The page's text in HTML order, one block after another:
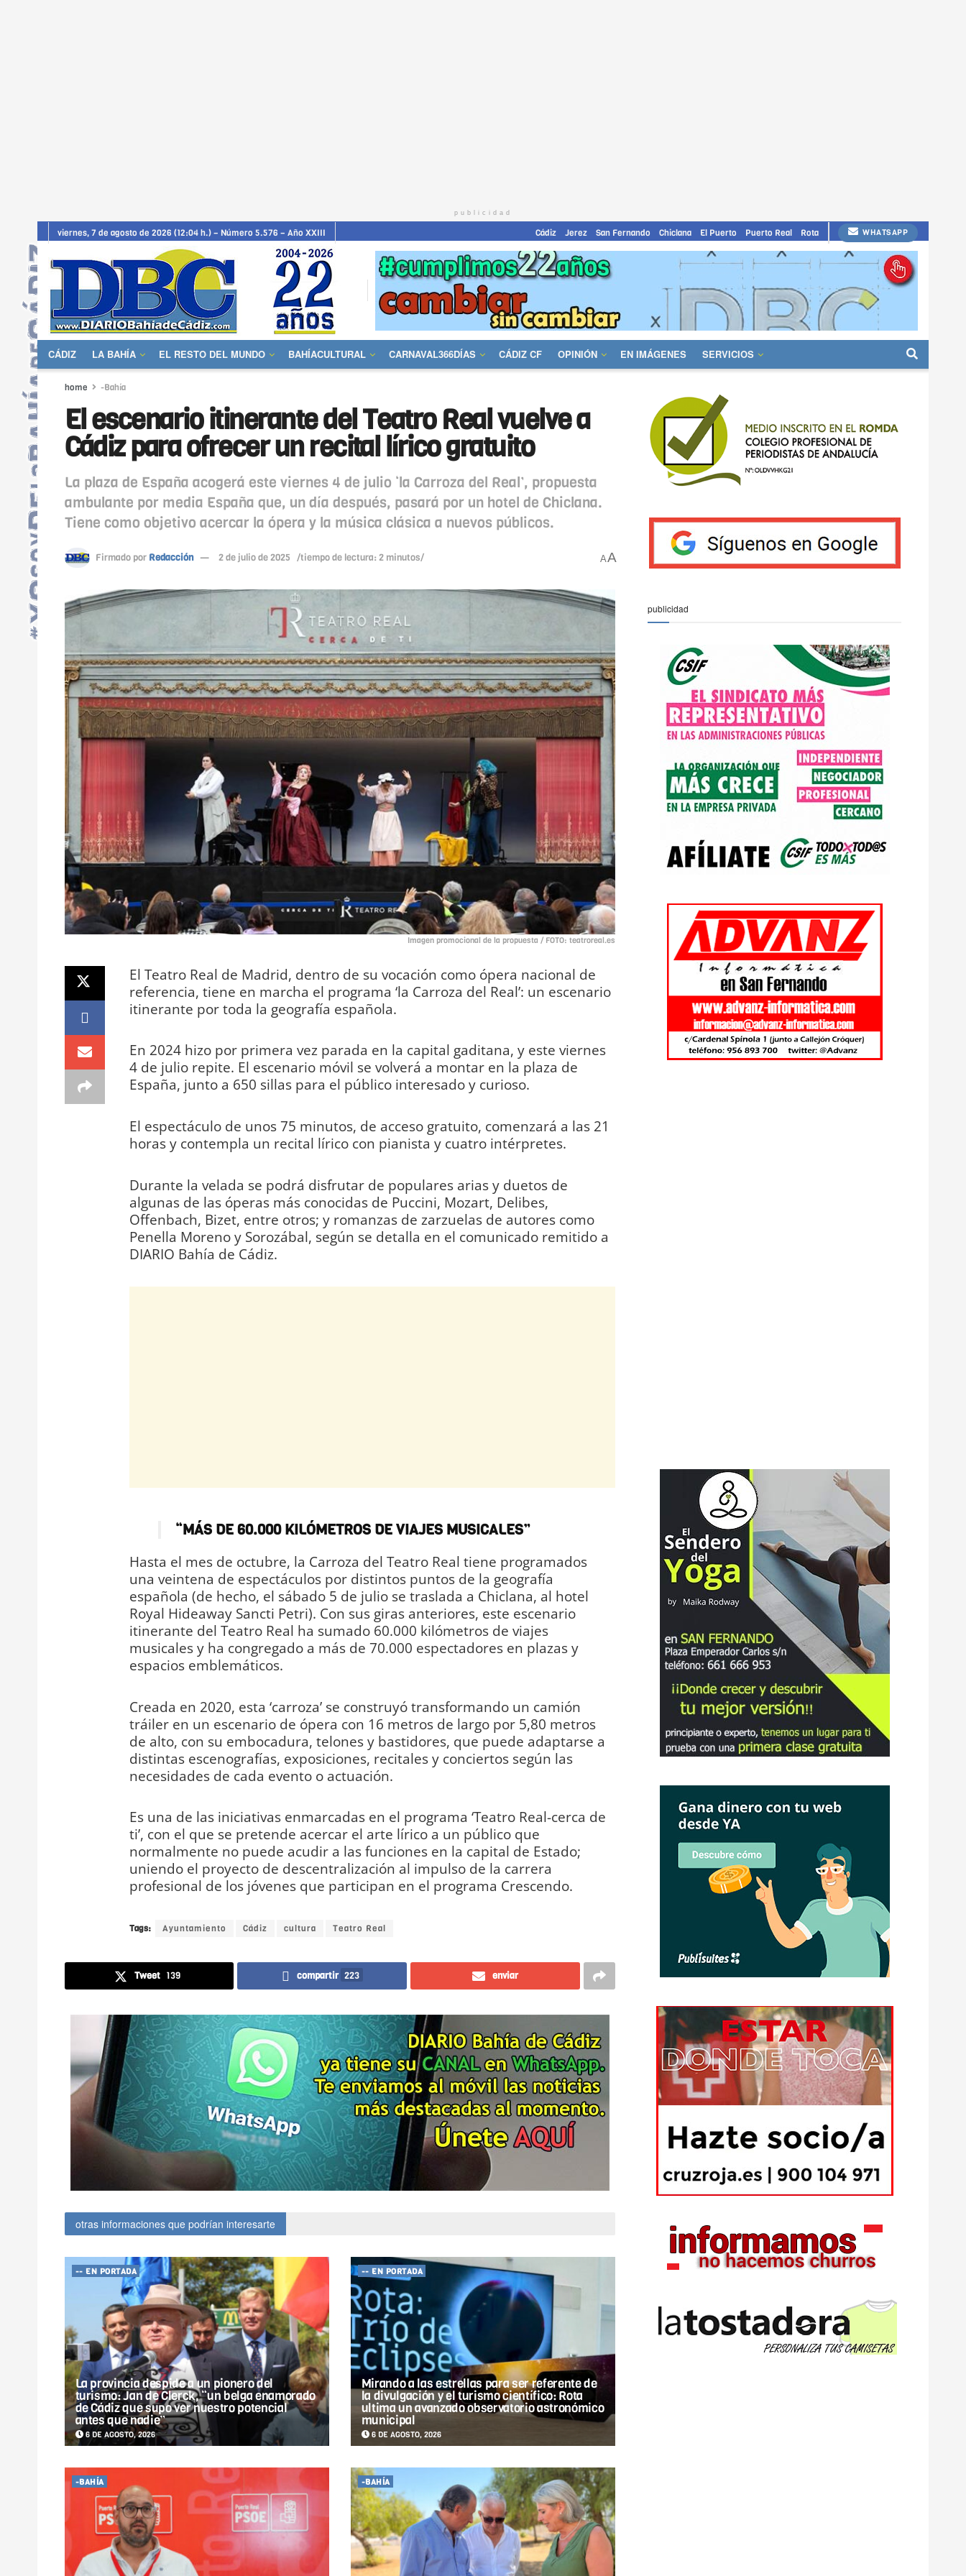
publicidad
viernes, 7 de agosto de 2026 (12:04 h.) – Número 5.576 – Año XXIII Cádiz Jerez San Fernando Chiclana El Puerto Puerto Real Rota WHATSAPP
CÁDIZ LA BAHÍA EL RESTO DEL MUNDO BAHÍACULTURAL CARNAVAL366DÍAS CÁDIZ CF OPINIÓN EN IMÁGENES SERVICIOS
home -Bahía
El escenario itinerante del Teatro Real vuelve a
Cádiz para ofrecer un recital lírico gratuito
La plaza de España acogerá este viernes 4 de julio ‘la Carroza del Real’, propuesta
ambulante por media España que, un día después, pasará por un hotel de Chiclana.
Tiene como objetivo acercar la ópera y la música clásica a nuevos públicos.
Firmado por Redacción 2 de julio de 2025 /tiempo de lectura: 2 minutos/ AA
Imagen promocional de la propuesta / FOTO: teatroreal.es
El Teatro Real de Madrid, dentro de su vocación como ópera nacional de
referencia, tiene en marcha el programa ‘la Carroza del Real’: un escenario
itinerante por toda la geografía española.
En 2024 hizo por primera vez parada en la capital gaditana, y este viernes
4 de julio repite. El escenario móvil se volverá a montar en la plaza de
España, junto a 650 sillas para el público interesado y curioso.
El espectáculo de unos 75 minutos, de acceso gratuito, comenzará a las 21
horas y contempla un recital lírico con pianista y cuatro intérpretes.
Durante la velada se podrá disfrutar de populares arias y duetos de
algunas de las óperas más conocidas de Puccini, Mozart, Delibes,
Offenbach, Bizet, entre otros; y romanzas de zarzuelas de autores como
Penella Moreno y Sorozábal, según se detalla en el comunicado remitido a
DIARIO Bahía de Cádiz.
“MÁS DE 60.000 KILÓMETROS DE VIAJES MUSICALES”
Hasta el mes de octubre, la Carroza del Teatro Real tiene programados
una veintena de espectáculos por distintos puntos de la geografía
española (de hecho, el sábado 5 de julio se traslada a Chiclana, al hotel
Royal Hideaway Sancti Petri). Con sus giras anteriores, este escenario
itinerante del Teatro Real ha sumado 60.000 kilómetros de viajes
musicales y ha congregado a más de 70.000 espectadores en plazas y
espacios emblemáticos.
Creada en 2020, esta ‘carroza’ se construyó transformando un camión
tráiler en un escenario de ópera con 16 metros de largo por 5,80 metros
de alto, con su embocadura, telones y bastidores, que puede adaptarse a
distintas escenografías, exposiciones, recitales y conciertos según las
necesidades de cada evento o actuación.
Es una de las iniciativas enmarcadas en el programa ‘Teatro Real-cerca de
ti’, con el que se pretende acercar el arte lírico a un público que
normalmente no puede acudir a las funciones en la capital de Estado;
uniendo el proyecto de descentralización al impulso de la carrera
profesional de los jóvenes que participan en el programa Crescendo.
Tags: Ayuntamiento Cádiz cultura Teatro Real
Tweet 139 compartir 223 enviar
otras informaciones que podrían interesarte
-- EN PORTADA
La provincia despide a un pionero del
turismo: Jan de Clerck, “un belga enamorado
de Cádiz que supo ver nuestro potencial
antes que nadie”
6 DE AGOSTO, 2026
-- EN PORTADA
Mirando a las estrellas para ser referente de
la divulgación y el turismo científico: Rota
ultima un avanzado observatorio astronómico
municipal
6 DE AGOSTO, 2026
-BAHÍA -BAHÍA
publicidad